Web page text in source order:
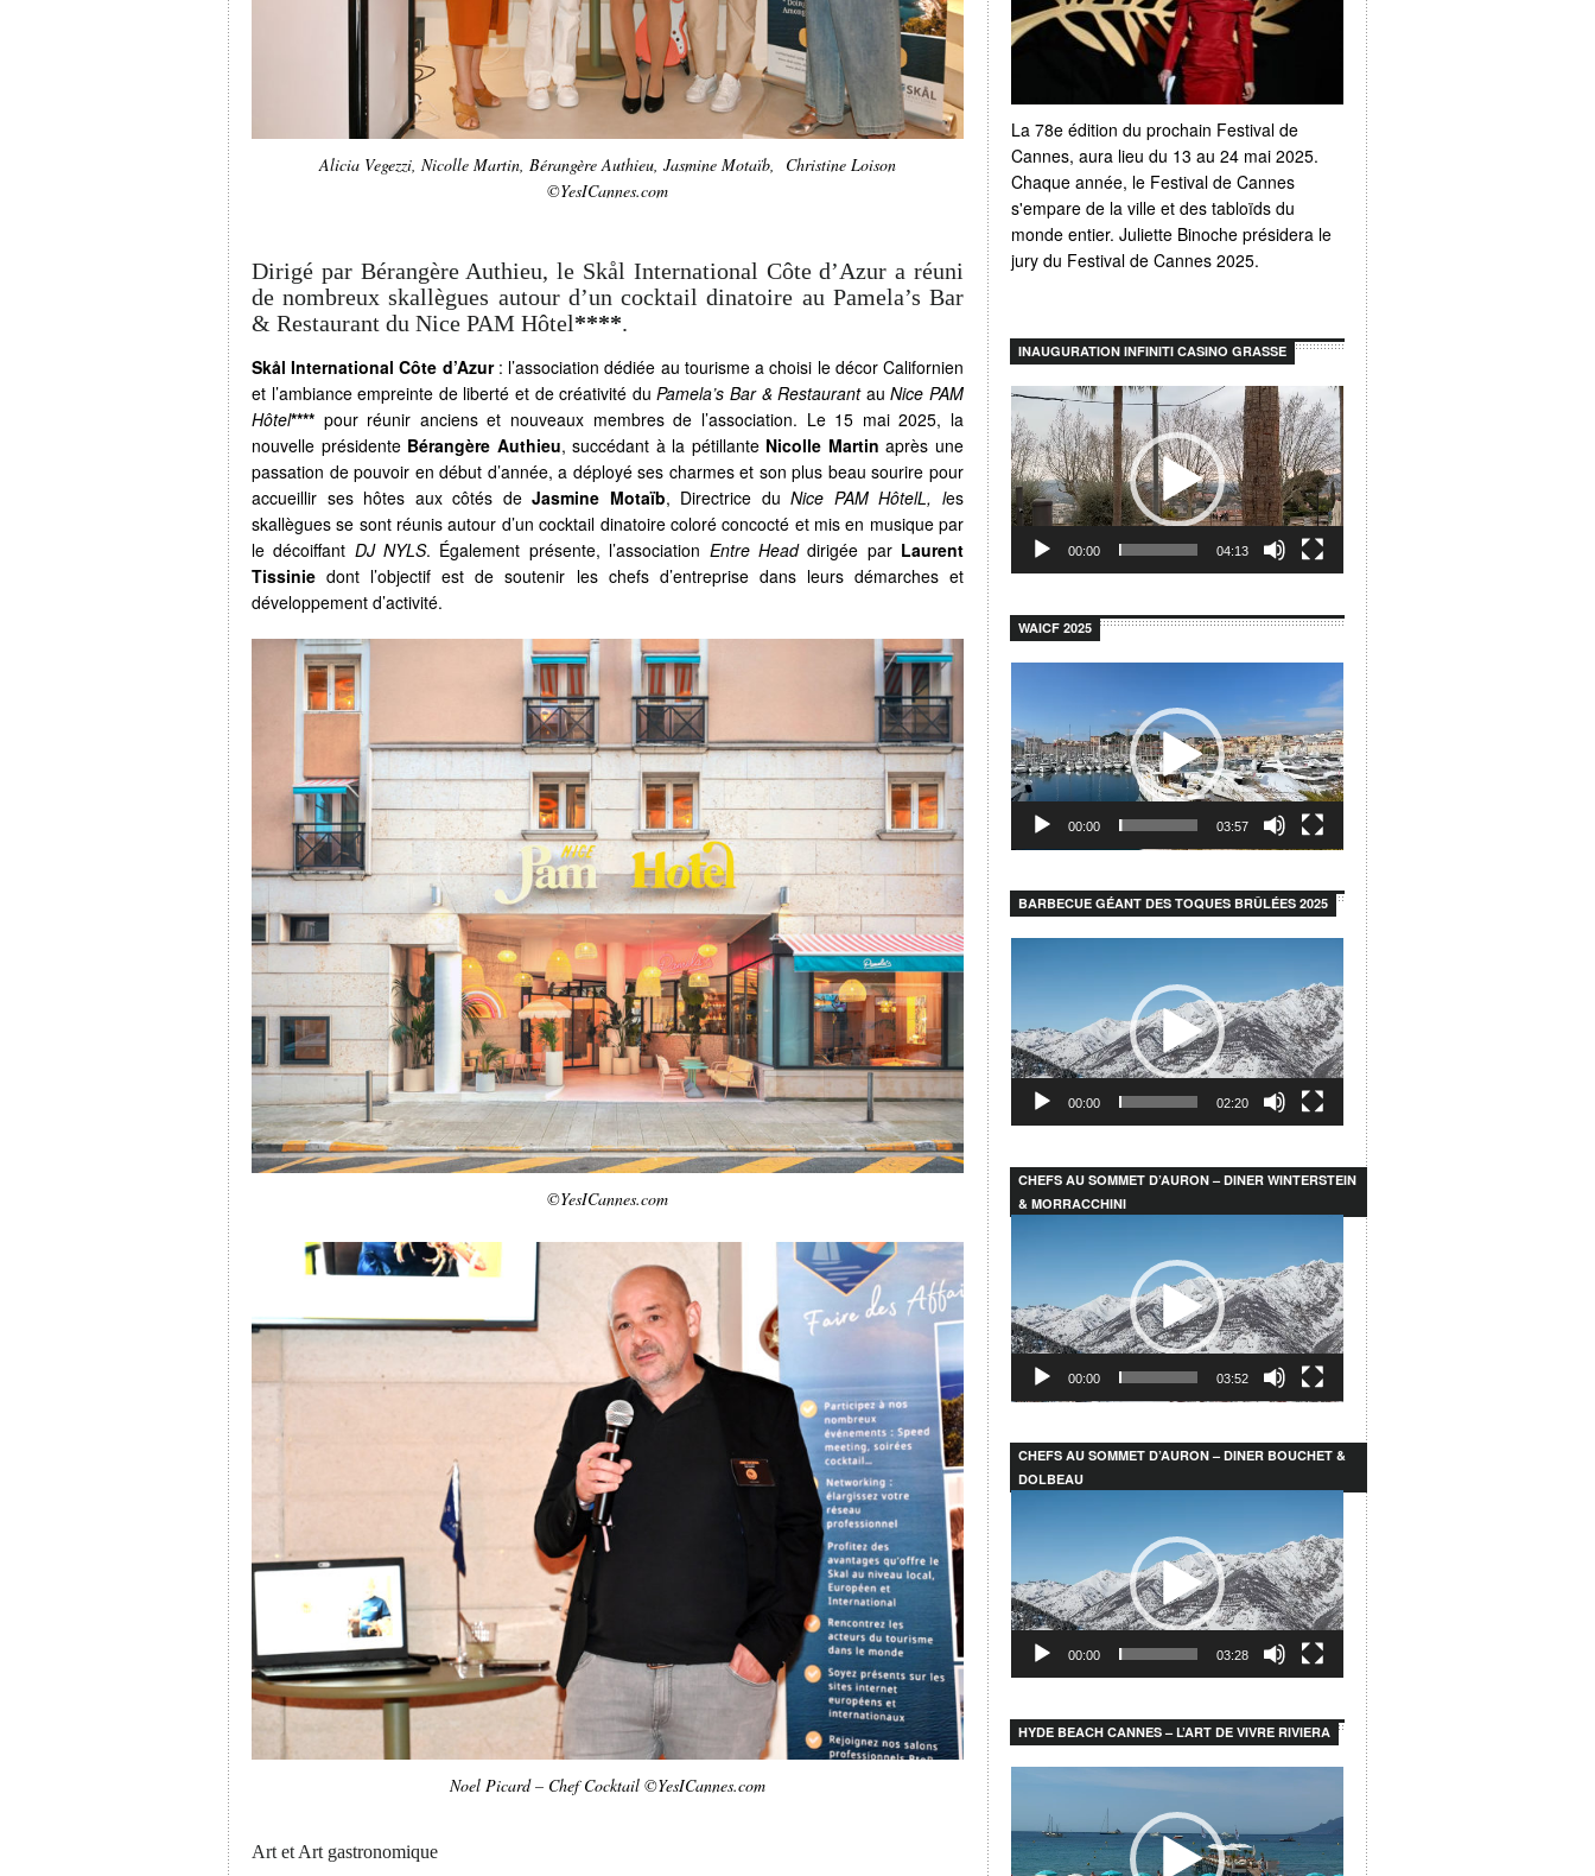
Alicia Vegezzi, Nicolle Martin, Bérangère Authieu, Jasmine Motaïb, Christine Loison
©YesICannes.com
Dirigé par Bérangère Authieu, le Skål International Côte d’Azur a réuni
de nombreux skallègues autour d’un cocktail dinatoire au Pamela’s Bar
& Restaurant du Nice PAM Hôtel****.
Skål International Côte d’Azur: l’association dédiée au tourisme a choisi le décor Californien
et l’ambiance empreinte de liberté et de créativité duPamela’s Bar & RestaurantauNice PAM
Hôtel**** pour réunir anciens et nouveaux membres de l’association. Le 15 mai 2025, la
nouvelle présidente Bérangère Authieu, succédant à la pétillante Nicolle Martin après une
passation de pouvoir en début d’année, a déployé ses charmes et son plus beau sourire pour
accueillir ses hôtes aux côtés deJasmine Motaïb, Directrice duNice PAM HôtelL, les
skallègues se sont réunis autour d’un cocktail dinatoire coloré concocté et mis en musique par
le décoiffant DJ NYLS. Également présente, l’association Entre Headdirigée par Laurent
Tissinie dont l’objectif est de soutenir les chefs d’entreprise dans leurs démarches et
développement d’activité.
©YesICannes.com
Noel Picard – Chef Cocktail ©YesICannes.com
Art et Art gastronomique
La 78e édition du prochain Festival de
Cannes, aura lieu du 13 au 24 mai 2025.
Chaque année, le Festival de Cannes
s'empare de la ville et des tabloïds du
monde entier. Juliette Binoche présidera le
jury du Festival de Cannes 2025.
INAUGURATION INFINITI CASINO GRASSE
Lecteur
vidéo
00:00 04:13
WAICF 2025
00:00 03:57
BARBECUE GÉANT DES TOQUES BRÛLÉES 2025
00:00 02:20
CHEFS AU SOMMET D’AURON – DINER WINTERSTEIN
& MORRACCHINI
00:00 03:52
CHEFS AU SOMMET D’AURON – DINER BOUCHET &
DOLBEAU
00:00 03:28
HYDE BEACH CANNES – L’ART DE VIVRE RIVIERA